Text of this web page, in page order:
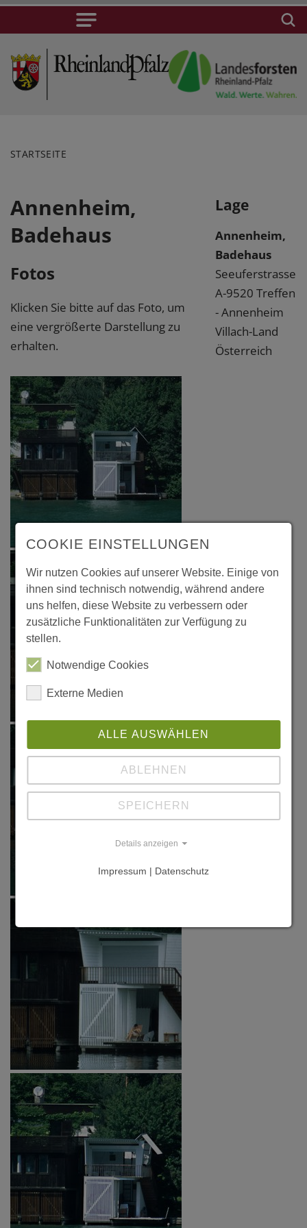
STARTSEITE
Annenheim,
Badehaus
Fotos
Klicken Sie bitte auf das Foto, um
eine vergrößerte Darstellung zu
erhalten.
Lage
Annenheim,
Badehaus
Seeuferstrasse
A-9520 Treffen
- Annenheim
Villach-Land
Österreich
COOKIE EINSTELLUNGEN
Wir nutzen Cookies auf unserer Website. Einige von
ihnen sind technisch notwendig, während andere
uns helfen, diese Website zu verbessern oder
zusätzliche Funktionalitäten zur Verfügung zu
stellen.
Notwendige Cookies
Externe Medien
ALLE AUSWÄHLEN
ABLEHNEN
SPEICHERN
Details anzeigen
Impressum | Datenschutz